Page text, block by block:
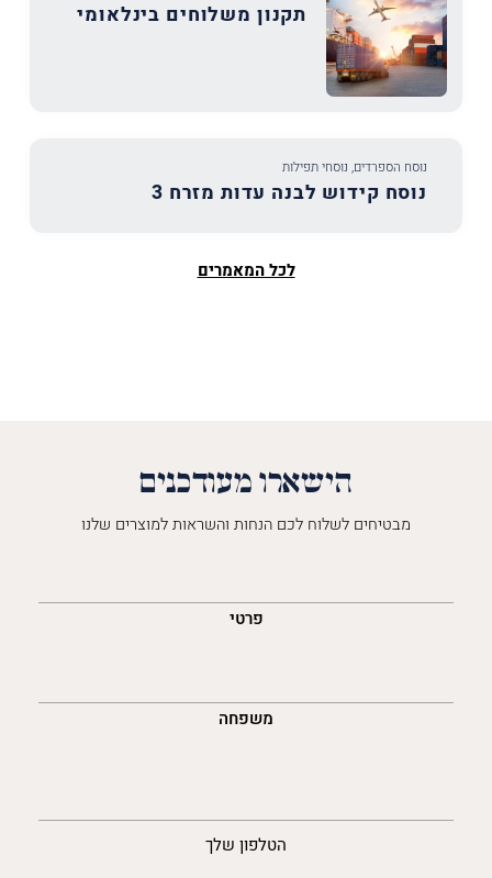
תקנון משלוחים בינלאומי
נוסח הספרדים, נוסחי תפילות
נוסח קידוש לבנה עדות מזרח 3
לכל המאמרים
הישארו מעודכנים
מבטיחים לשלוח לכם הנחות והשראות למוצרים שלנו
פרטי
משפחה
הטלפון שלך